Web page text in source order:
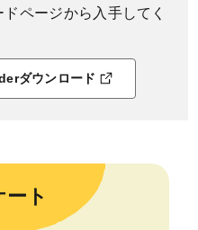
ページから入手してく
ダウンロード
ート